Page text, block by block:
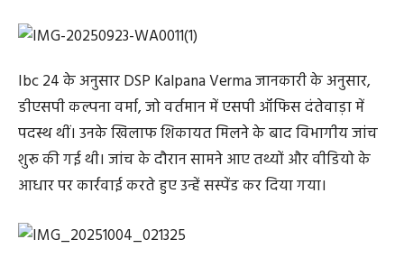
Ibc 24 के अनुसार DSP Kalpana Verma जानकारी के अनुसार,
डीएसपी कल्पना वर्मा, जो वर्तमान में एसपी ऑफिस दंतेवाड़ा में
पदस्थ थीं। उनके खिलाफ शिकायत मिलने के बाद विभागीय जांच
शुरू की गई थी। जांच के दौरान सामने आए तथ्यों और वीडियो के
आधार पर कार्रवाई करते हुए उन्हें सस्पेंड कर दिया गया।